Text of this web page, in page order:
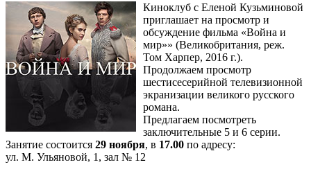
Киноклуб с Еленой Кузьминовой
приглашает на просмотр и
обсуждение фильма «Война и
мир»» (Великобритания, реж.
Том Харпер, 2016 г.).
Продолжаем просмотр
шестисесерийной телевизионной
экранизации великого русского
романа.
Предлагаем посмотреть
заключительные 5 и 6 серии.
Занятие состоится 29 ноября, в 17.00 по адресу:
ул. М. Ульяновой, 1, зал № 12